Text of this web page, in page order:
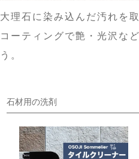
大理石に染み込んだ汚れを取
コーティングで艶・光沢な
う。
石材用の洗剤